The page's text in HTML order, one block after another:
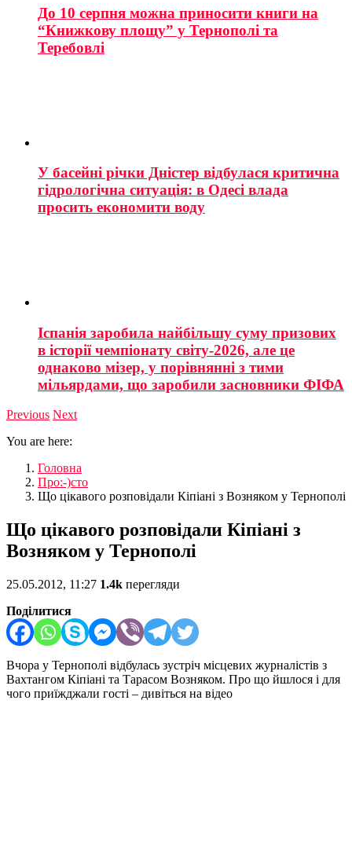
До 10 серпня можна приносити книги на
“Книжкову площу” у Тернополі та
Теребовлі
У басейні річки Дністер відбулася критична
гідрологічна ситуація: в Одесі влада
просить економити воду
Іспанія заробила найбільшу суму призових
в історії чемпіонату світу-2026, але це
однаково мізер, у порівнянні з тими
мільярдами, що заробили засновники ФІФА
Previous Next
You are here:
Головна
Про:-)сто
Що цікавого розповідали Кіпіані з Возняком у Тернополі
Що цікавого розповідали Кіпіані з
Возняком у Тернополі
25.05.2012, 11:27 1.4k перегляди
Поділитися
Вчора у Тернополі відбулась зустріч місцевих журналістів з
Вахтангом Кіпіані та Тарасом Возняком. Про що йшлося і для
чого приїжджали гості – дивіться на відео